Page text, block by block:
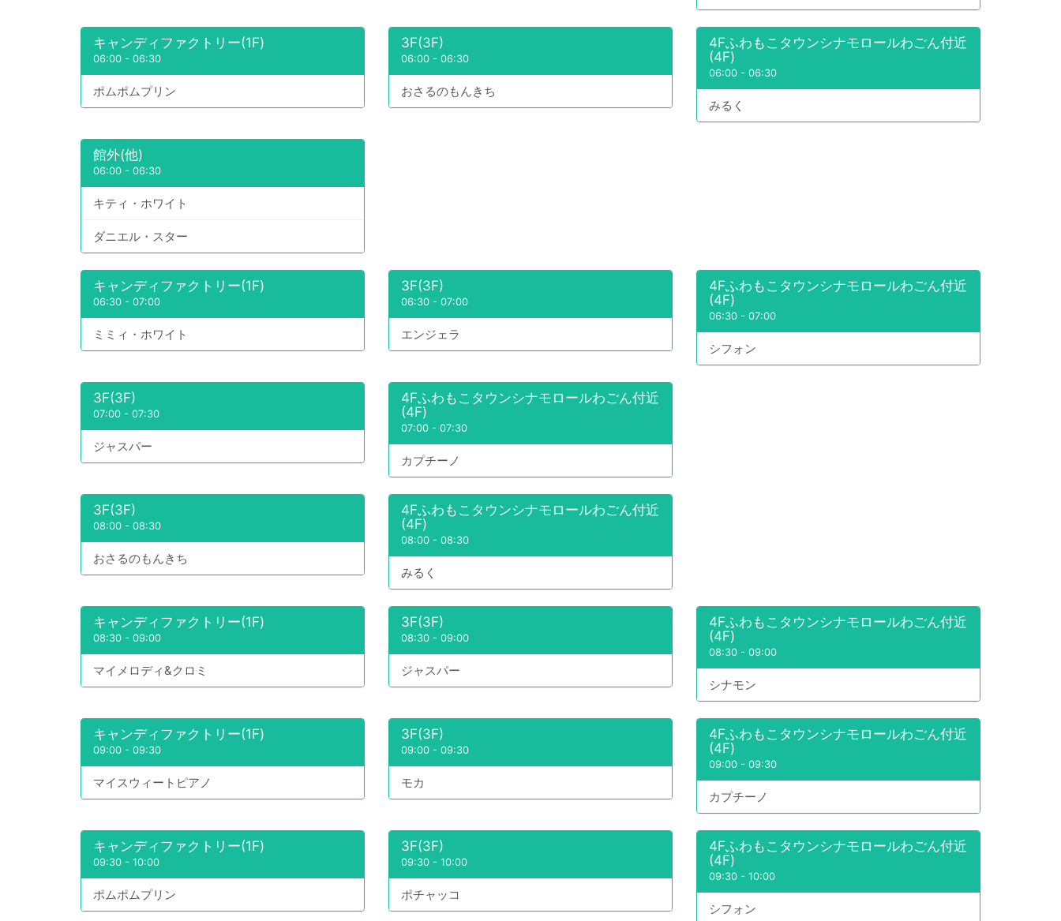
キャンディファクトリー(1F)
06:00 - 06:30
ポムポムプリン
3F(3F)
06:00- 06:30
おさるのもんきち
4Fふわもこタウンシナモロールわごん付近
(4F)
06:00- 06:30
みるく
館外(他)
06:00 - 06:30
キティ・ホワイト
ダニエル・スター
キャンディファクトリー(1F)
06:30 - 07:00
ミミィ・ホワイト
3F(3F)
06:30- 07:00
エンジェラ
4Fふわもこタウンシナモロールわごん付近
(4F)
06:30- 07:00
シフォン
3F(3F)
07:00 - 07:30
ジャスパー
4Fふわもこタウンシナモロールわごん付近
(4F)
07:00- 07:30
カプチーノ
3F(3F)
08:00 - 08:30
おさるのもんきち
4Fふわもこタウンシナモロールわごん付近
(4F)
08:00- 08:30
みるく
キャンディファクトリー(1F)
08:30 - 09:00
マイメロディ&クロミ
3F(3F)
08:30- 09:00
ジャスパー
4Fふわもこタウンシナモロールわごん付近
(4F)
08:30- 09:00
シナモン
キャンディファクトリー(1F)
09:00 - 09:30
マイスウィートピアノ
3F(3F)
09:00- 09:30
モカ
4Fふわもこタウンシナモロールわごん付近
(4F)
09:00- 09:30
カプチーノ
キャンディファクトリー(1F)
09:30 - 10:00
ポムポムプリン
3F(3F)
09:30- 10:00
ポチャッコ
4Fふわもこタウンシナモロールわごん付近
(4F)
09:30- 10:00
シフォン